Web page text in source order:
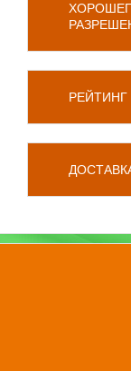
РЕЙТИНГ